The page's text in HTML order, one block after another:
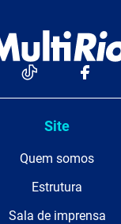
Site
Quem somos
Estrutura
Sala de imprensa